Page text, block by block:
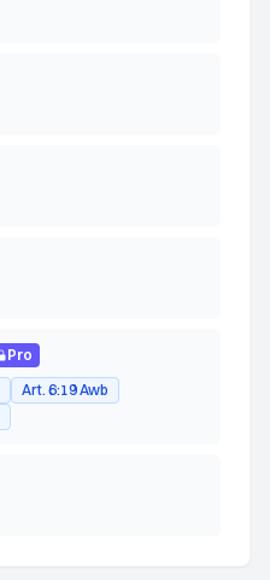
Pro
Art. 6:19 Awb